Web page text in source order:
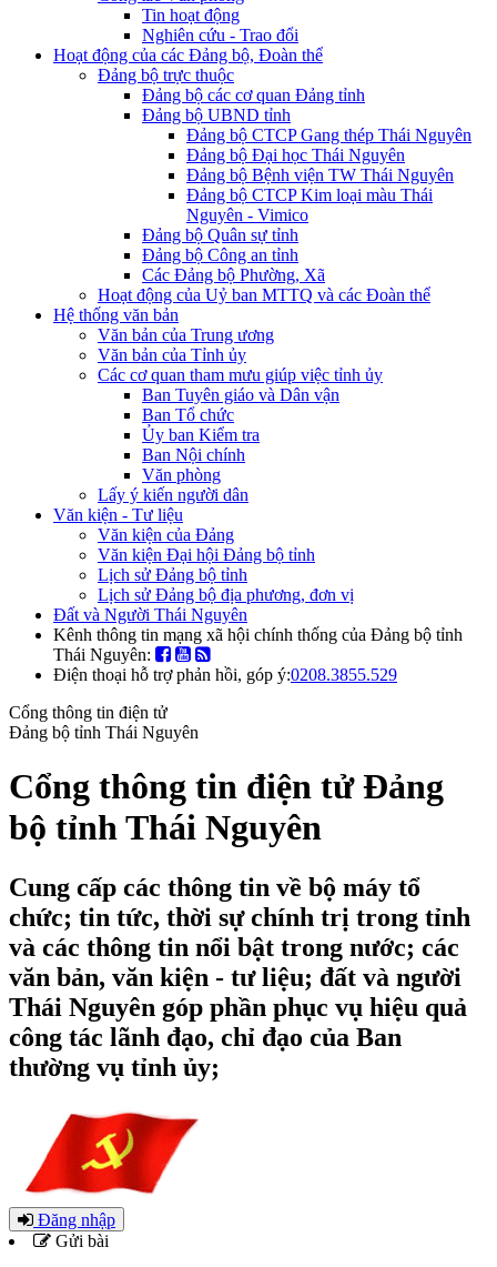
Tin hoạt động
Nghiên cứu - Trao đổi
Hoạt động của các Đảng bộ, Đoàn thể
Đảng bộ trực thuộc
Đảng bộ các cơ quan Đảng tỉnh
Đảng bộ UBND tỉnh
Đảng bộ CTCP Gang thép Thái Nguyên
Đảng bộ Đại học Thái Nguyên
Đảng bộ Bệnh viện TW Thái Nguyên
Đảng bộ CTCP Kim loại màu Thái
Nguyên - Vimico
Đảng bộ Quân sự tỉnh
Đảng bộ Công an tỉnh
Các Đảng bộ Phường, Xã
Hoạt động của Uỷ ban MTTQ và các Đoàn thể
Hệ thống văn bản
Văn bản của Trung ương
Văn bản của Tỉnh ủy
Các cơ quan tham mưu giúp việc tỉnh ủy
Ban Tuyên giáo và Dân vận
Ban Tổ chức
Ủy ban Kiểm tra
Ban Nội chính
Văn phòng
Lấy ý kiến người dân
Văn kiện - Tư liệu
Văn kiện của Đảng
Văn kiện Đại hội Đảng bộ tỉnh
Lịch sử Đảng bộ tỉnh
Lịch sử Đảng bộ địa phương, đơn vị
Đất và Người Thái Nguyên
Kênh thông tin mạng xã hội chính thống của Đảng bộ tỉnh
Thái Nguyên:
Điện thoại hỗ trợ phản hồi, góp ý:0208.3855.529
Cổng thông tin điện tử
Đảng bộ tỉnh Thái Nguyên
Cổng thông tin điện tử Đảng
bộ tỉnh Thái Nguyên
Cung cấp các thông tin về bộ máy tổ
chức; tin tức, thời sự chính trị trong tỉnh
và các thông tin nổi bật trong nước; các
văn bản, văn kiện - tư liệu; đất và người
Thái Nguyên góp phần phục vụ hiệu quả
công tác lãnh đạo, chỉ đạo của Ban
thường vụ tỉnh ủy;
Đăng nhập
Gửi bài